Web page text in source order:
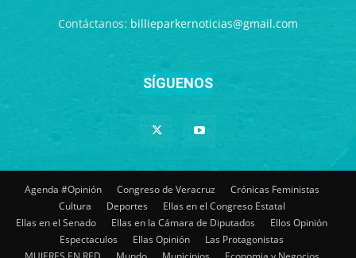
Contáctanos: billieparkernoticias@gmail.com
SÍGUENOS
Agenda #Opinión Congreso de Veracruz
Crónicas Feministas
Cultura
Deportes
Ellas en el Congreso Estatal
Ellas en el Senado
Ellas en la Cámara de Diputados
Ellos Opinión
Espectaculos
Ellas Opinión
Las Protagonistas